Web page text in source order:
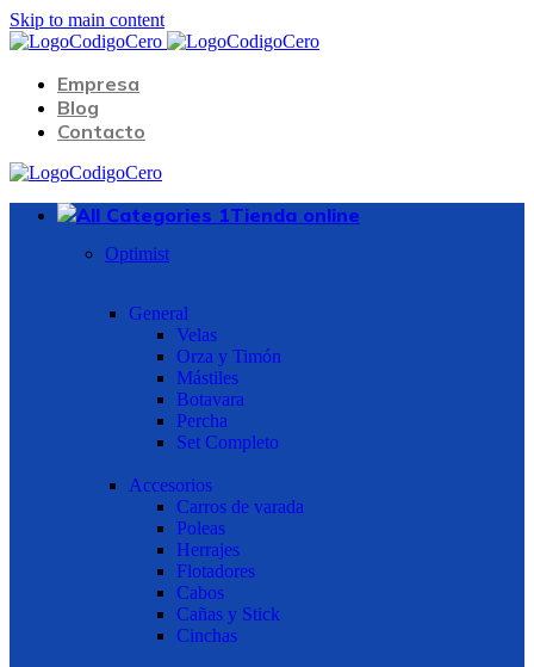
Skip to main content
Empresa
Blog
Contacto
Tienda online
Optimist
General
Velas
Orza y Timón
Mástiles
Botavara
Percha
Set Completo
Accesorios
Carros de varada
Poleas
Herrajes
Flotadores
Cabos
Cañas y Stick
Cinchas